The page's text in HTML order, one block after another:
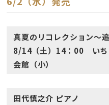
真夏のリコレクション〜
8/14（土）14：00 いち
会館（小）
田代慎之介 ピアノ